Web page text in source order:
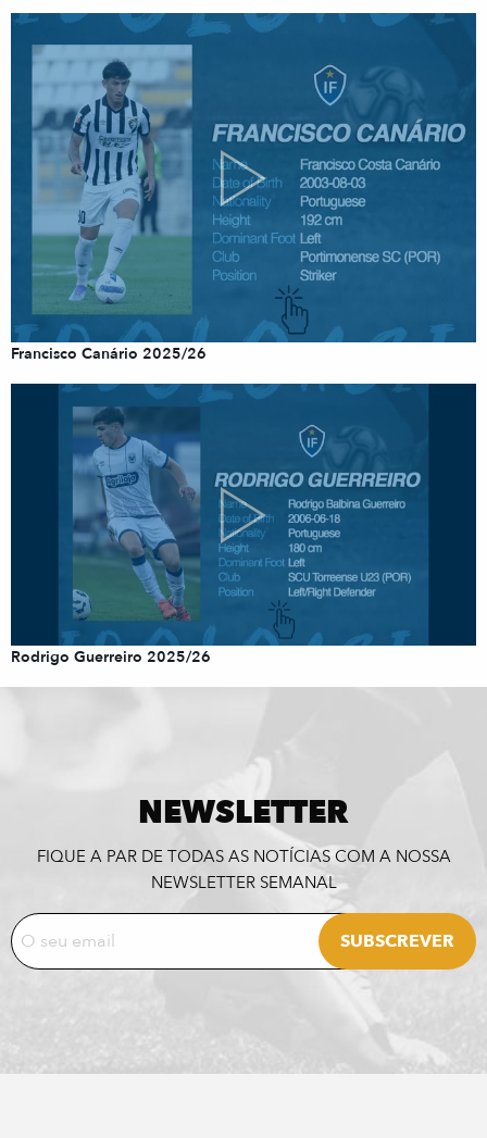
Francisco Canário 2025/26
Rodrigo Guerreiro 2025/26
NEWSLETTER
FIQUE A PAR DE TODAS AS NOTÍCIAS COM A NOSSA
NEWSLETTER SEMANAL